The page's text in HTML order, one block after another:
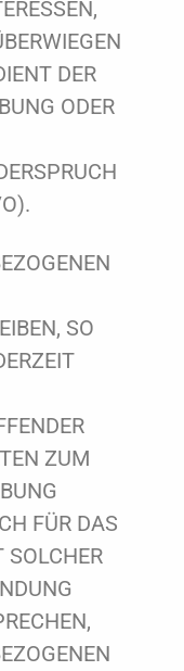
DER
ODER
SO
ZUM
FÜR DAS
SOLCHER